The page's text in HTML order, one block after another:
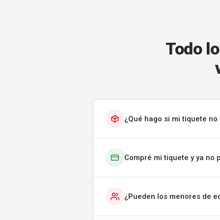
Todo
¿Qué hago si mi tiquete
Compré mi tiquete y ya no
¿Pueden los menores de